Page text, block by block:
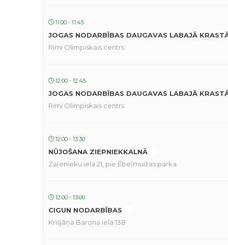
11:00 - 11:45
JOGAS NODARBĪBAS DAUGAVAS LABAJĀ
Rimi Olimpiskais centrs
12:00 - 12:45
JOGAS NODARBĪBAS DAUGAVAS LABAJĀ
Rimi Olimpiskais centrs
12:00 - 13:30
NŪJOŠANA ZIEPNIEKKALNĀ
Zaļenieku iela 21, pie Ēbeļmuižas parka
12:00 - 13:00
CIGUN NODARBĪBAS
Krišjāņa Barona iela 138